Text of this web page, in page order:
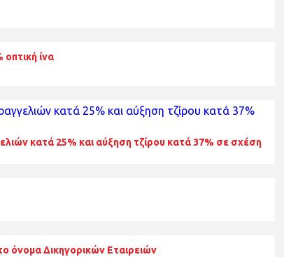
ίνα
κατά 25% και αύξηση τζίρου κατά 37% σε σχέση
όνομα Δικηγορικών Εταιρειών